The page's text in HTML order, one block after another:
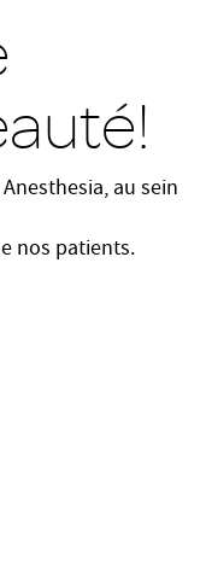
au sein
nos patients.